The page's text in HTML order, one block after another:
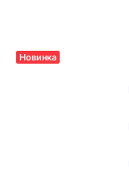
Новинка